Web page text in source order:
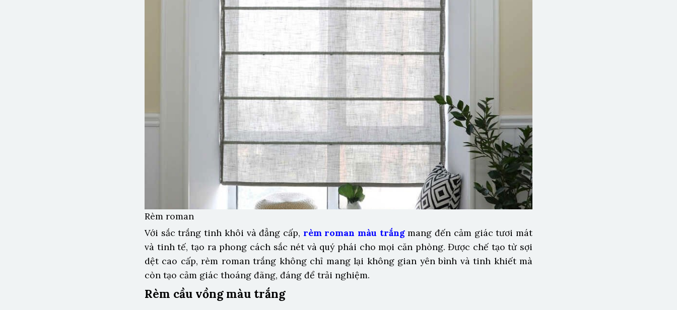
Rèm roman
Với sắc trắng tinh khôi và đẳng cấp, rèm roman màu trắngmang đến cảm giác tươi mát
và tinh tế, tạo ra phong cách sắc nét và quý phái cho mọi căn phòng. Được chế tạo từ sợi
dệt cao cấp, rèm roman trắng không chỉ mang lại không gian yên bình và tinh khiết mà
còn tạo cảm giác thoáng đãng, đáng để trải nghiệm.
Rèm cầu vồng màu trắng